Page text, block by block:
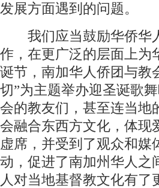
发展方面遇到的问题。
我们应当鼓励华侨华
作，在更广泛的层面上为
诞节，南加华人侨团与教
切”为主题举办迎圣诞歌
会的教友们，甚至连当地
会融合东西方文化，体现
虚席，并受到了观众和媒
动，促进了南加州华人之
人对当地基督教文化有